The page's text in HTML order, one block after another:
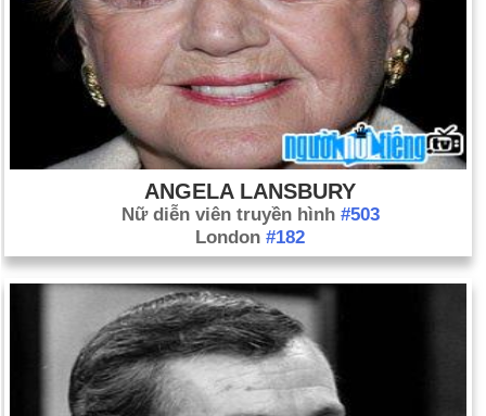
ANGELA LANSBURY
Nữ diễn viên truyền hình #503
London #182